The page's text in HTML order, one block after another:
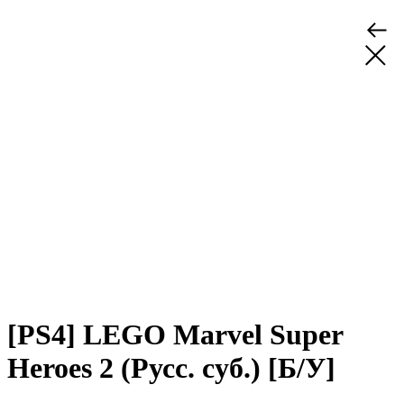
[PS4] LEGO Marvel Super
Heroes 2 (Русс. суб.) [Б/У]